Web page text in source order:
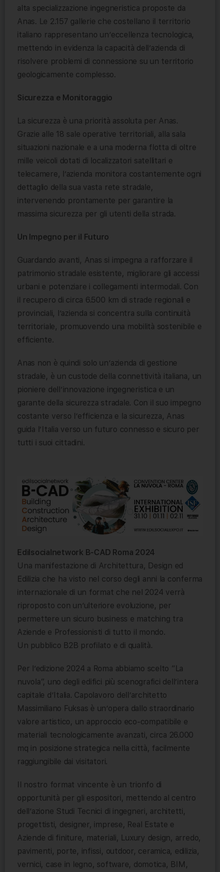
alta specializzazione ingegneristica proposte da
Anas. Le 2.157 gallerie che costellano il territorio
italiano rappresentano un’eccellenza tecnologica,
mettendo in evidenza la capacità dell’azienda di
risolvere problemi di connessione su un territorio
geologicamente complesso.
Sicurezza e Monitoraggio
La sicurezza è una priorità assoluta per Anas.
Grazie alle 18 sale operative territoriali, alla sala
situazioni nazionale e a una moderna flotta di oltre
mille veicoli dotati di localizzatori satellitari e
telecamere, l’azienda monitora costantemente ogni
dettaglio della sua vasta rete stradale,
intervenendo prontamente per garantire la
massima sicurezza per gli utenti della strada.
Un Impegno per il Futuro
Guardando avanti, Anas si impegna a rafforzare il
patrimonio stradale esistente, migliorare gli accessi
urbani e potenziare i collegamenti intermodali. Con
il recupero di circa 6.500 km di strade regionali e
provinciali, l’azienda si concentra sulla continuità
territoriale, promuovendo una mobilità sostenibile e
efficiente.
Anas non è quindi solo un’azienda di gestione
stradale, è un custode della connettività italiana, un
pioniere dell’innovazione ingegneristica e un
garante della sicurezza stradale. Con il suo impegno
costante verso l’efficienza e la sicurezza, Anas
guida l’Italia verso un futuro connesso e sicuro per
tutti i suoi cittadini.
Edilsocialnetwork B-CAD Roma 2024
Una manifestazione di Architettura, Design ed
Edilizia che ha visto nel corso degli anni la conferma
internazionale di un format che nel 2024 verrà
riproposto con un’ulteriore evoluzione, per
permettere un sicuro business e matching tra
Aziende e Professionisti di tutto il mondo.
Un pubblico B2B profilato e di qualità.
Per l’edizione 2024 a Roma abbiamo scelto “La
nuvola”, uno degli edifici più scenografici dell’intera
capitale d’Italia. Capolavoro dell’architetto
Massimiliano Fuksas è un’opera dallo straordinario
valore artistico, un approccio eco-compatibile e
materiali tecnologicamente avanzati, circa 26.000
mq in posizione strategica nella città, facilmente
raggiungibile dai visitatori.
Il nostro format vincente è un trionfo di
opportunità per gli espositori, mettendo al centro
dell’azione Studi Tecnici di ingegneri, architetti,
progettisti, designer, imprese, Real Estate e
Aziende di finiture, materiali, Luxury design, arredo,
pavimenti, porte, infissi, outdoor, ceramica, edilizia,
vernici, case in legno, software, domotica, BIM,